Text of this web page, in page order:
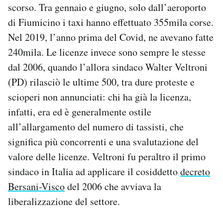
scorso. Tra gennaio e giugno, solo dall’aeroporto
di Fiumicino i taxi hanno effettuato 355mila corse.
Nel 2019, l’anno prima del Covid, ne avevano fatte
240mila. Le licenze invece sono sempre le stesse
dal 2006, quando l’allora sindaco Walter Veltroni
(PD) rilasciò le ultime 500, tra dure proteste e
scioperi non annunciati: chi ha già la licenza,
infatti, era ed è generalmente ostile
all’allargamento del numero di tassisti, che
significa più concorrenti e una svalutazione del
valore delle licenze. Veltroni fu peraltro il primo
sindaco in Italia ad applicare il cosiddettodecreto
Bersani-Viscodel 2006 che avviava la
liberalizzazione del settore.